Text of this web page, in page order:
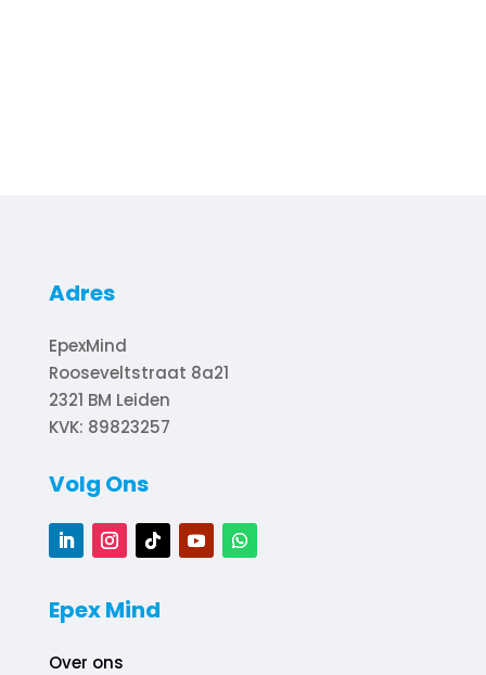
Adres
EpexMind
Rooseveltstraat 8a21
2321 BM Leiden
KVK: 89823257
Volg Ons
Epex Mind
Over ons